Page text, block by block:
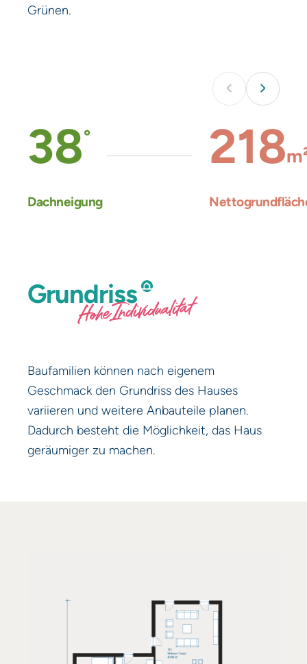
Grünen.
38°
Dachneigung
218
Grundriss
Hohe Individualität
Baufamilien können nach eigenem
Geschmack den Grundriss des Hauses
variieren und weitere Anbauteile planen.
Dadurch besteht die Möglichkeit, das Haus
geräumiger zu machen.